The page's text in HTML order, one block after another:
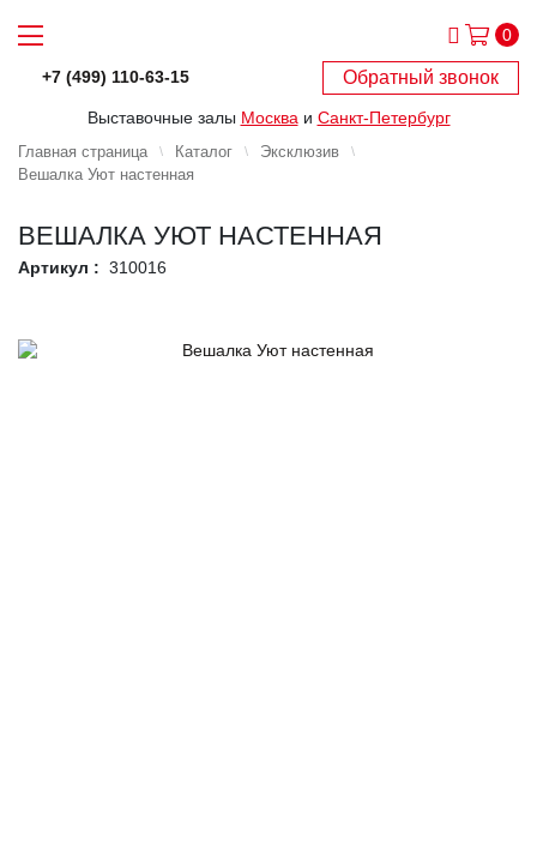
0
+7 (499) 110-63-15 Обратный звонок
Выставочные залы Москва и Санкт-Петербург
Главная страница Каталог
Эксклюзив
Вешалка Уют настенная
ВЕШАЛКА УЮТ НАСТЕННАЯ
Артикул : 310016